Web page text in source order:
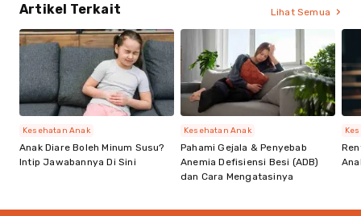
Artikel Terkait Lihat Semua
Anak Diare Boleh Minum Susu?
Intip Jawabannya Di Sini
Kesehatan Anak
Pahami Gejala & Penyebab
Anemia Defisiensi Besi (ADB)
dan Cara Mengatasinya
Kesehatan Anak